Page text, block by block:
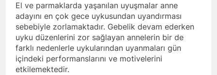
El ve parmaklarda yaşanılan uyuşmalar anne
adayını en çok gece uykusundan uyandırması
sebebiyle zorlamaktadır. Gebelik devam ederken
uyku düzenlerini zor sağlayan annelerin bir de
farklı nedenlerle uykularından uyanmaları gün
içindeki performanslarını ve motivelerini
etkilemektedir.